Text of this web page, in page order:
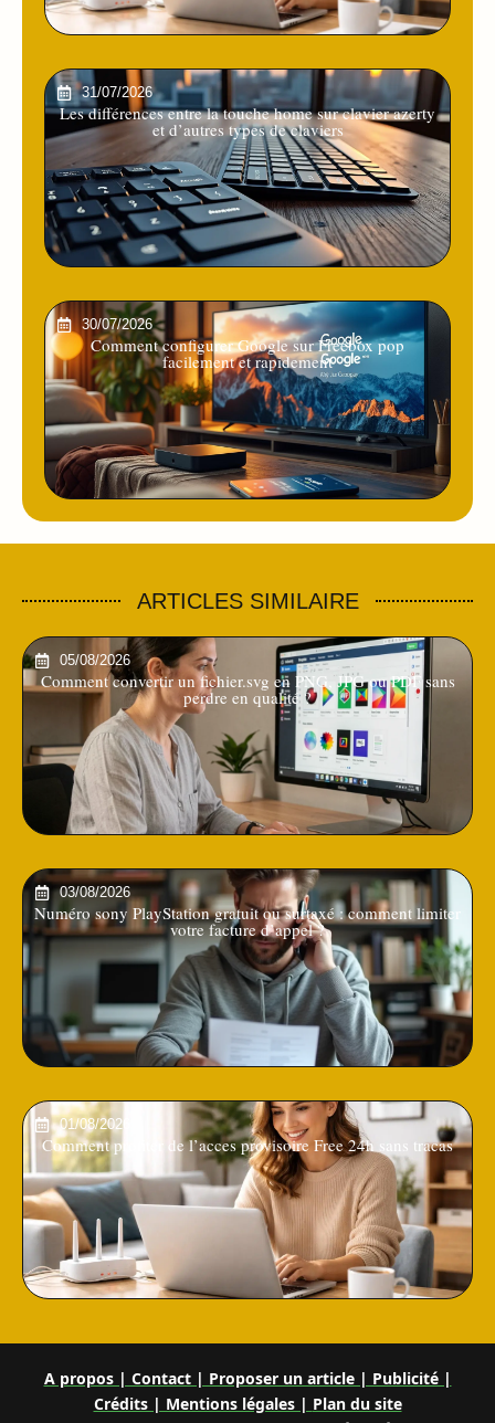
31/07/2026
Les différences entre la touche home sur clavier azerty
et d’autres types de claviers
30/07/2026
Comment configurer Google sur Freebox pop
facilement et rapidement
ARTICLES SIMILAIRE
05/08/2026
Comment convertir un fichier.svg en PNG, JPG ou PDF sans
perdre en qualité ?
03/08/2026
Numéro sony PlayStation gratuit ou surtaxé : comment limiter
votre facture d’appel ?
01/08/2026
Comment profiter de l’acces provisoire Free 24h sans tracas
A propos | Contact | Proposer un article | Publicité |
Crédits | Mentions légales | Plan du site